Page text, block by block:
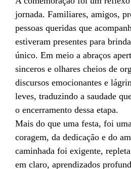
jornada. Familiares, amigos,
pessoas queridas que
estiveram presentes para
único. Em meio a abraços
sinceros e olhares cheios de
discursos emocionantes e
leves, traduzindo a saudade
o encerramento dessa etapa.
Mais do que uma festa, foi
coragem, da dedicação e do
caminhada foi exigente,
em claro, aprendizados